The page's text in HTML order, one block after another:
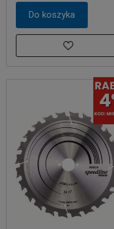
Do koszyka